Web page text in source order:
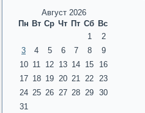
Август 2026
Пн Вт Ср Чт Пт Сб Вс
1
2
3
4 5 6 7 8
9
10 11 12 13 14 15
16
17 18 19 20 21 22
23
24 25 26 27 28 29 30
31